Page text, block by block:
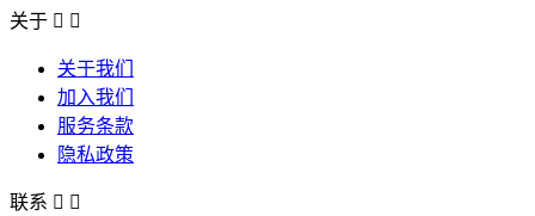
关于  
关于我们
加入我们
服务条款
隐私政策
联系  